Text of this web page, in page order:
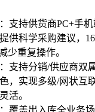
支持供货商PC+手
供科学采购建议，
少重复操作。
支持分销/供应商双
，实现多级/网状互
活。
覆盖出入库全业务